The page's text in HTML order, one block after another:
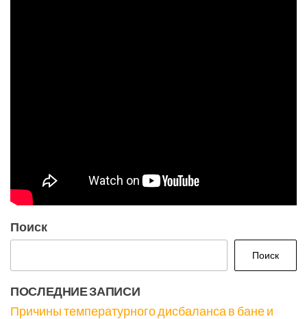
Поиск
Поиск
ПОСЛЕДНИЕ ЗАПИСИ
Причины температурного дисбаланса в бане и